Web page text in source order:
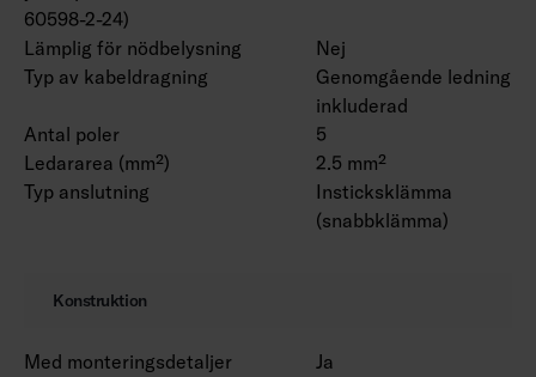
60598-2-24)
Lämplig för nödbelysning
Nej
Typ av kabeldragning
Genomgående ledning
inkluderad
Antal poler
5
Ledararea (mm²)
2.5 mm²
Typ anslutning
Insticksklämma
(snabbklämma)
Konstruktion
Med monteringsdetaljer
Ja